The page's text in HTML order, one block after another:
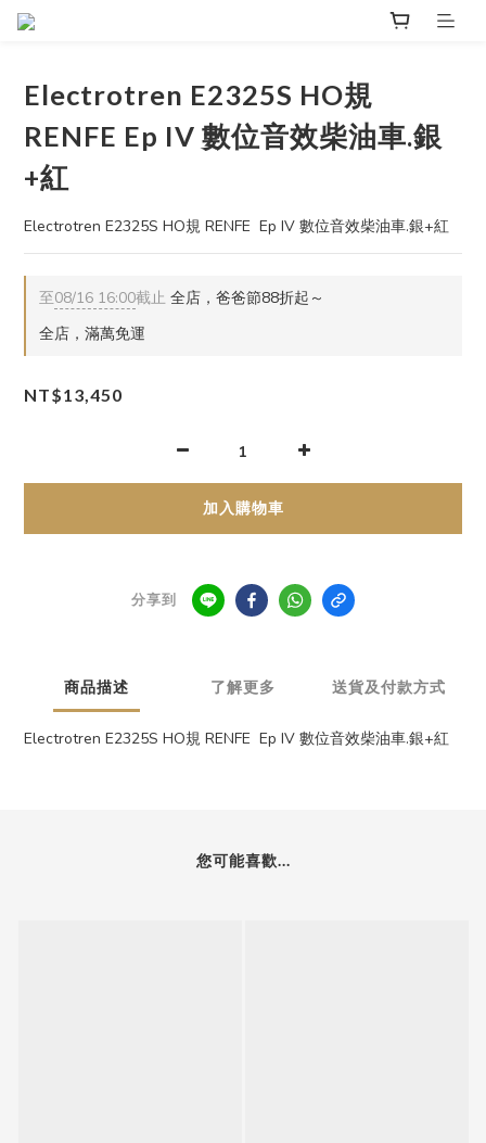
Electrotren E2325S HO規
RENFE Ep IV 數位音效柴油車.銀
+紅
Electrotren E2325S HO規 RENFE  Ep IV 數位音效柴油車.銀+紅
至08/16 16:00截止 全店，爸爸節88折起～
全店，滿萬免運
NT$13,450
加入購物車
分享到
商品描述 了解更多 送貨及付款方式
Electrotren E2325S HO規 RENFE Ep IV 數位音效柴油車.銀+紅
您可能喜歡...